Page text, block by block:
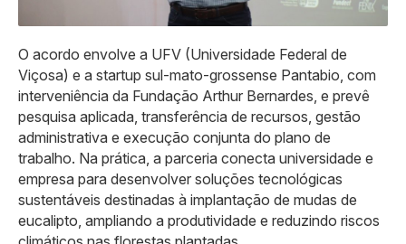
O acordo envolve a UFV (Universidade Federal de
Viçosa) e a startup sul-mato-grossense Pantabio, com
interveniência da Fundação Arthur Bernardes, e prevê
pesquisa aplicada, transferência de recursos, gestão
administrativa e execução conjunta do plano de
trabalho. Na prática, a parceria conecta universidade e
empresa para desenvolver soluções tecnológicas
sustentáveis destinadas à implantação de mudas de
eucalipto, ampliando a produtividade e reduzindo riscos